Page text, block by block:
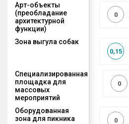
Арт-объекты
(преобладание
архитектурной
функции)
0
Зона выгула собак
0,15
Специализированная
площадка для
массовых
мероприятий
0
Оборудованная
зона для пикника
0